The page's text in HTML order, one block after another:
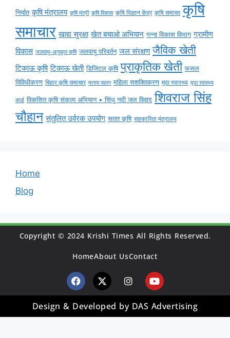
निर्यात कृषि मंत्रालय कृषि मंत्री कृषि विकास कृषि विज्ञान केंद्र कृषि समाचर कृषि
समाचार खाद्य सुरक्षा खेत बचाओ अभियान गन्ना विकास विभाग ग्रामीण
विकास जलवायु-अनुकूल कृषि जलवायु परिवर्तन जल संरक्षण जैविक खेती
टिकाऊ कृषि टिकाऊ खेती डिजिटल कृषि प्राकृतिक खेती फसल
विविधीकरण बिहार कृषि समाचार मत्स्य पालन महिला सशक्तिकरण मृदा स्वास्थ्य मृदा स्वास्थ्य
कार्ड विकसित कृषि संकल्प अभियान • सिंधु नदी जल विवाद शिवराज सिंह
चौहान संतुलित उर्वरक उपयोग सतत कृषि सहकारिता मंत्रालय
Home
Blog
Copyright © 2024 Krishi Times All Rights Reserved.
HomeAbout UsContact
Design & Developed by DAS Advertising